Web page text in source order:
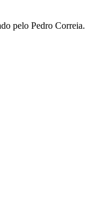
pelo Pedro Correia.